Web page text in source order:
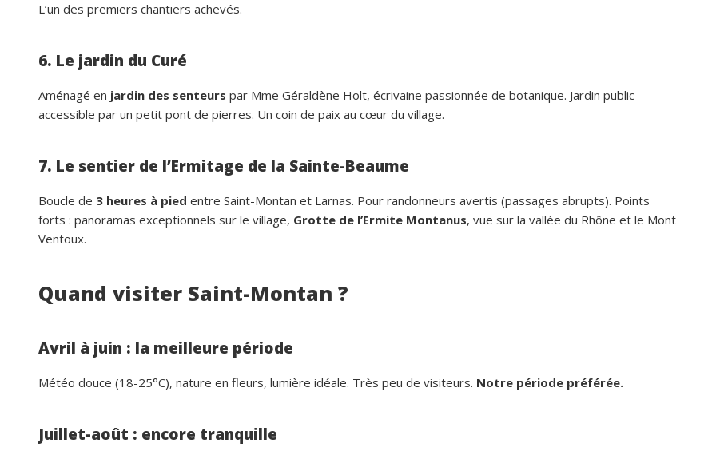
L’un des premiers chantiers achevés.
6. Le jardin du Curé
Aménagé en jardin des senteurs par Mme Géraldène Holt, écrivaine passionnée de botanique. Jardin public
accessible par un petit pont de pierres. Un coin de paix au cœur du village.
7. Le sentier de l’Ermitage de la Sainte-Beaume
Boucle de 3 heures à pied entre Saint-Montan et Larnas. Pour randonneurs avertis (passages abrupts). Points
forts : panoramas exceptionnels sur le village, Grotte de l’Ermite Montanus, vue sur la vallée du Rhône et le Mont
Ventoux.
Quand visiter Saint-Montan ?
Avril à juin : la meilleure période
Météo douce (18-25°C), nature en fleurs, lumière idéale. Très peu de visiteurs. Notre période préférée.
Juillet-août : encore tranquille